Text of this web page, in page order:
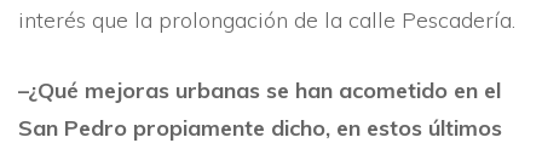
interés que la prolongación de la calle Pescaderí­a.
–¿Qué mejoras urbanas se han acometido en el
San ­Pedro propiamente dicho, en estos últimos